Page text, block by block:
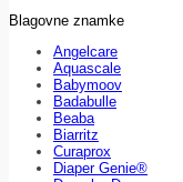
Blagovne znamke
Angelcare
Aquascale
Babymoov
Badabulle
Beaba
Biarritz
Curaprox
Diaper Genie®